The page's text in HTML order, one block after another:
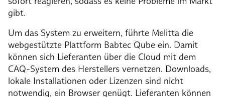
gibt.
Um das System zu erweitern, führte Melitta die
webgestützte Plattform Babtec Qube ein. Damit
können sich Lieferanten über die Cloud mit dem
CAQ-System des Herstellers vernetzen. Downloads,
lokale Installationen oder Lizenzen sind nicht
notwendig, ein Browser genügt. Lieferanten können